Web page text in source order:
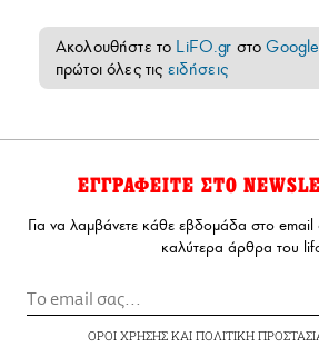
Ακολουθήστε το LiFO.gr στο
πρώτοι όλες τις ειδήσεις
ΕΓΓΡΑΦΕΙΤΕ ΣΤΟ
Για να λαμβάνετε κάθε εβδομάδα στο email
καλύτερα άρθρα του
ΟΡΟΙ ΧΡΗΣΗΣΚΑΙ ΠΟΛΙΤΙΚΗ